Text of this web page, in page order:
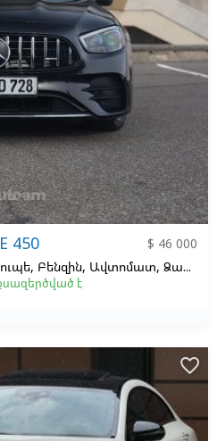
450
$ 46 000
Բենզին, Ավտոմատ, Ձախ,
է
favorite_border